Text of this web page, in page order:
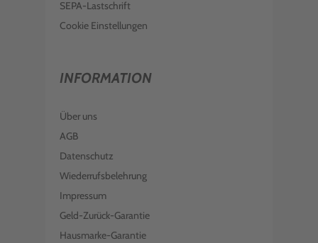
SEPA-Lastschrift
Cookie Einstellungen
INFORMATION
Über uns
AGB
Datenschutz
Wiederrufsbelehrung
Impressum
Geld-Zurück-Garantie
Hausmarke-Garantie